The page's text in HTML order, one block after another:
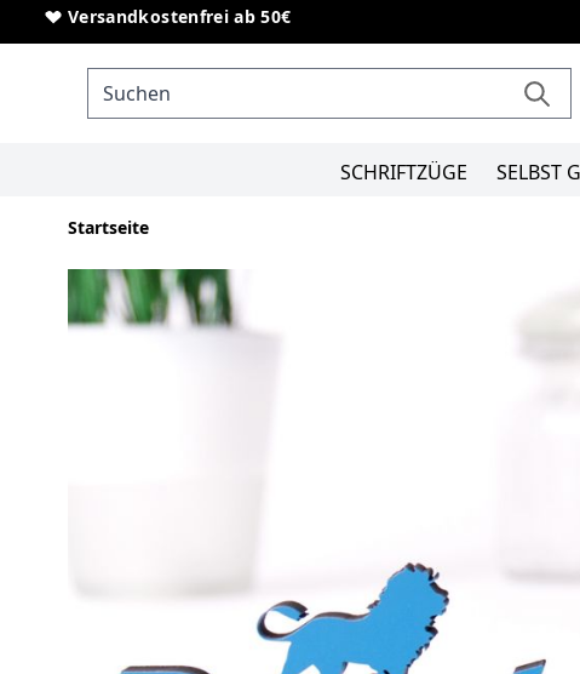
Direkt zum Inhalt
Versandkostenfrei ab 50€
Sonderanfertigungen von Schriftzügen
SCHRIFTZÜGE SELBST
Startseite